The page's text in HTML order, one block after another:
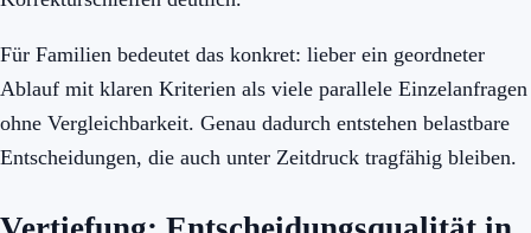
Für Familien bedeutet das konkret: lieber ein geordneter
Ablauf mit klaren Kriterien als viele parallele Einzelanfragen
ohne Vergleichbarkeit. Genau dadurch entstehen belastbare
Entscheidungen, die auch unter Zeitdruck tragfähig bleiben.